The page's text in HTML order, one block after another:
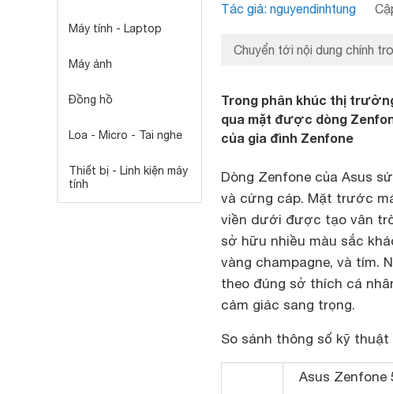
Máy tính - Laptop
Máy ảnh
Đồng hồ
Loa - Micro - Tai nghe
Thiết bị - Linh kiện máy
tính
Tác giả: nguyendinhtung
Chuyển tới nội dung chính
Trong phân khúc thị
qua mặt được dòng
của gia đình Zenfone
Dòng Zenfone của Asus
và cứng cáp. Mặt trước
viền dưới được tạo vân
sở hữu nhiều màu sắc
vàng champagne, và tím.
theo đúng sở thích cá
cảm giác sang trọng.
So sánh thông số kỹ thuật
Asus Zenfone